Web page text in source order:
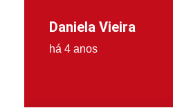
Daniela Vieira
há 4 anos